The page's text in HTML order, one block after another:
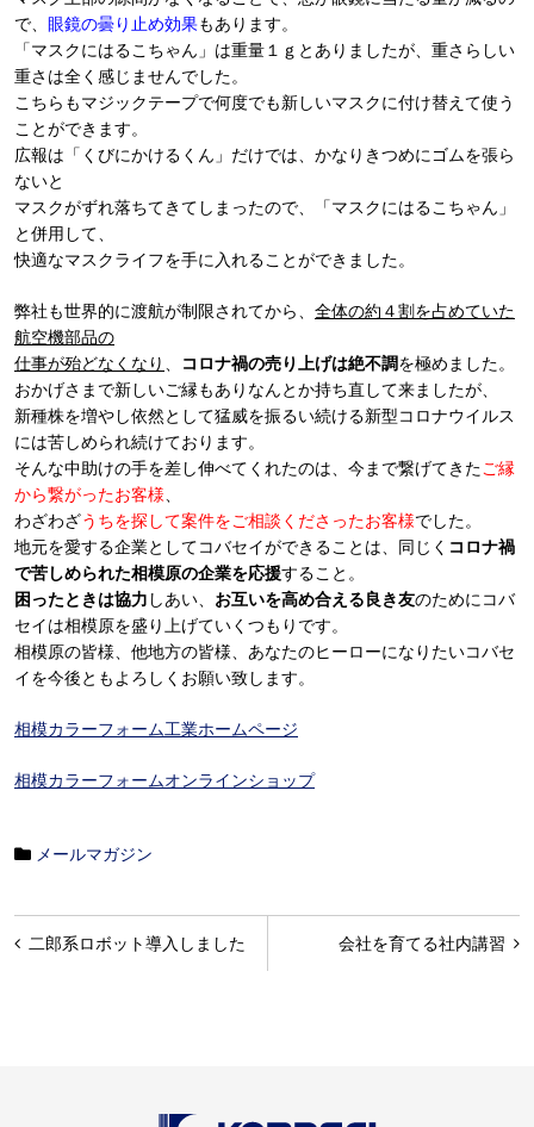
で、 眼鏡の曇り止め効果もあります。
「マスクにはるこちゃん」は重量１ｇとありましたが、重さらしい
重さは全く感じませんでした。
こちらもマジックテープで何度でも新しいマスクに付け替えて使う
ことができます。
広報は「くびにかけるくん」だけでは、かなりきつめにゴムを張ら
ないと
マスクがずれ落ちてきてしまったので、「マスクにはるこちゃん」
と併用して、
快適なマスクライフを手に入れることができました。
弊社も世界的に渡航が制限されてから、 全体の約４割を占めていた
航空機部品の
仕事が殆どなくなり
コロナ禍の売り上げは絶不調を極めました。
おかげさまで新しいご縁もありなんとか持ち直して来ましたが、
新種株を増やし依然として猛威を振るい続ける新型コロナウイルス
には苦しめられ続けております。
そんな中助けの手を差し伸べてくれたのは、今まで繋げてきたご縁
から繋がったお客様
わざわざうちを探して案件をご相談くださったお客様でした。
地元を愛する企業としてコバセイができることは、同じく コロナ禍
で苦しめられた相模原の企業を応援すること。
困ったときは協力 しあい、 お互いを高め合える良き友のためにコバ
セイは相模原を盛り上げていくつもりです。
相模原の皆様、他地方の皆様、あなたのヒーローになりたいコバセ
イを今後ともよろしくお願い致します。
相模カラーフォーム工業ホームページ
相模カラーフォームオンラインショップ
メールマガジン
投
会社を育てる社内講習
二郎系ロボット導入しました